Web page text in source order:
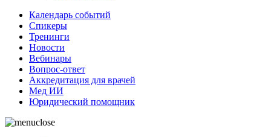
Календарь событий
Спикеры
Тренинги
Новости
Вебинары
Вопрос-ответ
Аккредитация для врачей
Мед ИИ
Юридический помощник